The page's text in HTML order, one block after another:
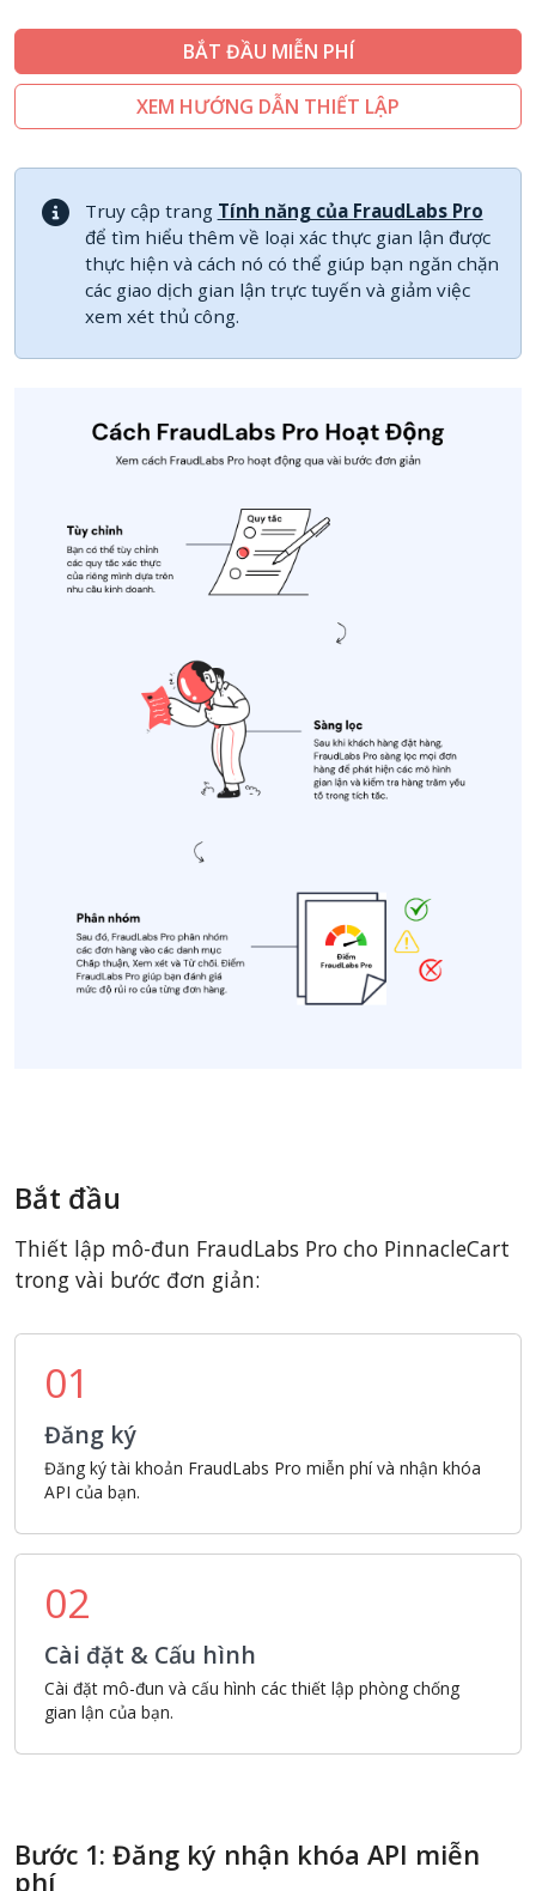
nopCommerce
Ecwid by Lightspeed
WISECP
ThirtyBees
Shopware
Sylius
BẮT ĐẦU MIỄN PHÍ
XEM HƯỚNG DẪN THIẾT LẬP
Truy cập trang Tính năng của FraudLabs Pro
để tìm hiểu thêm về loại xác thực gian lận được
thực hiện và cách nó có thể giúp bạn ngăn chặn
các giao dịch gian lận trực tuyến và giảm việc
xem xét thủ công.
Bắt đầu
Thiết lập mô-đun FraudLabs Pro cho PinnacleCart
trong vài bước đơn giản:
01
Đăng ký
Đăng ký tài khoản FraudLabs Pro miễn phí và nhận khóa
API của bạn.
02
Cài đặt & Cấu hình
Cài đặt mô-đun và cấu hình các thiết lập phòng chống
gian lận của bạn.
Bước 1: Đăng ký nhận khóa API miễn
phí